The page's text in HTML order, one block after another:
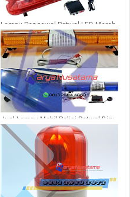
Lampu Pengawal Patwal LED Merah
12V
Jual Lampu Mobil Polisi Patwal Biru
Bohlam di Banyumas